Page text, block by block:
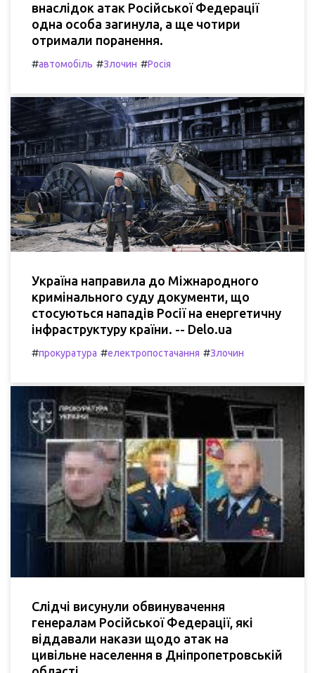
внаслідок атак Російської Федерації
одна особа загинула, а ще чотири
отримали поранення.
#автомобіль #Злочин #Росія
Україна направила до Міжнародного
кримінального суду документи, що
стосуються нападів Росії на енергетичну
інфраструктуру країни. -- Delo.ua
#прокуратура #електропостачання #Злочин
Слідчі висунули обвинувачення
генералам Російської Федерації, які
віддавали накази щодо атак на
цивільне населення в Дніпропетровській